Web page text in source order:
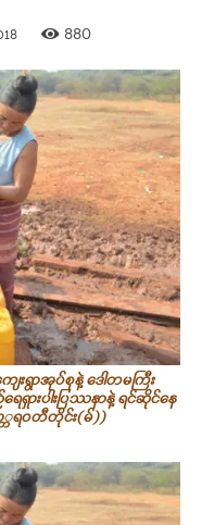
880
းရွာအုပ်စုနဲ့ ဒေါတမကြီး
ရှားပါးပြဿနာနဲ့ ရင်ဆိုင်နေ
တရဝတီတိုင်း(မ်))